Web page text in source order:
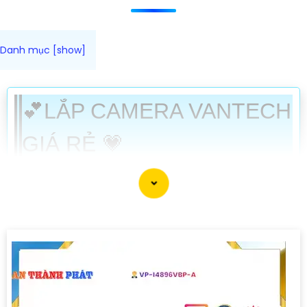
💕LẮP CAMERA VANTECH
GIÁ RẺ 💗
️💬 camera vantech luôn có những mẫu camera rất phù hợp
khách hàng mọi công trình vantech là thương hiệu đáng để